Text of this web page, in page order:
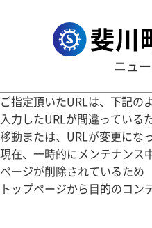
ニュ
ご指定頂いたURLは、下記の
入力したURLが間違っている
移動または、URLが変更にな
現在、一時的にメンテナンス
ページが削除されているため
トップページから目的のコン